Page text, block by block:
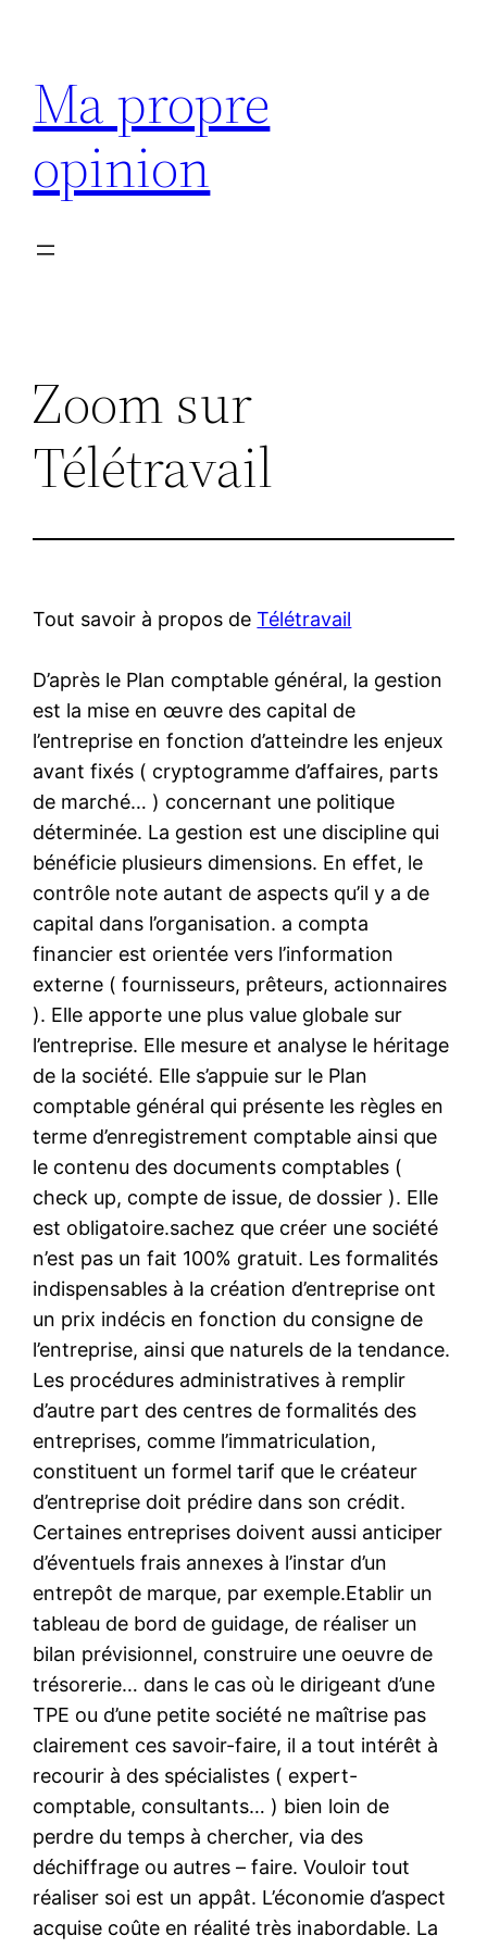
contenu
Ma propre
opinion
Zoom sur
Télétravail
Tout savoir à propos deTélétravail
D’après le Plan comptable général, la gestion
est la mise en œuvre des capital de
l’entreprise en fonction d’atteindre les enjeux
avant fixés ( cryptogramme d’affaires, parts
de marché… ) concernant une politique
déterminée. La gestion est une discipline qui
bénéficie plusieurs dimensions. En effet, le
contrôle note autant de aspects qu’il y a de
capital dans l’organisation. a compta
financier est orientée vers l’information
externe ( fournisseurs, prêteurs, actionnaires
). Elle apporte une plus value globale sur
l’entreprise. Elle mesure et analyse le héritage
de la société. Elle s’appuie sur le Plan
comptable général qui présente les règles en
terme d’enregistrement comptable ainsi que
le contenu des documents comptables (
check up, compte de issue, de dossier ). Elle
est obligatoire.sachez que créer une société
n’est pas un fait 100% gratuit. Les formalités
indispensables à la création d’entreprise ont
un prix indécis en fonction du consigne de
l’entreprise, ainsi que naturels de la tendance.
Les procédures administratives à remplir
d’autre part des centres de formalités des
entreprises, comme l’immatriculation,
constituent un formel tarif que le créateur
d’entreprise doit prédire dans son crédit.
Certaines entreprises doivent aussi anticiper
d’éventuels frais annexes à l’instar d’un
entrepôt de marque, par exemple.Etablir un
tableau de bord de guidage, de réaliser un
bilan prévisionnel, construire une oeuvre de
trésorerie… dans le cas où le dirigeant d’une
TPE ou d’une petite société ne maîtrise pas
clairement ces savoir-faire, il a tout intérêt à
recourir à des spécialistes ( expert-
comptable, consultants… ) bien loin de
perdre du temps à chercher, via des
déchiffrage ou autres – faire. Vouloir tout
réaliser soi est un appât. L’économie d’aspect
acquise coûte en réalité très inabordable. La